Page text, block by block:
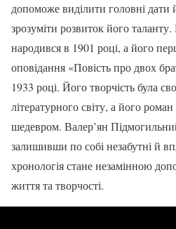
допоможе виділити головні дати
зрозуміти розвиток його
народився в 1901 році, а його
оповідання «Повість про двох
1933 році. Його творчість була
літературного світу, а його
шедевром. Валер’ян
залишивши по собі незабутні й
хронологія стане незамінною
життя та творчості.